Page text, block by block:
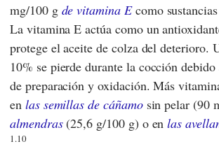
mg/100 g de vitamina Ecomo
La vitamina E actúa como un
protege el aceite de colza del deterioro.
10% se pierde durante la cocción debido
de preparación y oxidación. Más
en las semillas de cáñamosin pelar (90
almendras(25,6 g/100 g) o enlas
1.10